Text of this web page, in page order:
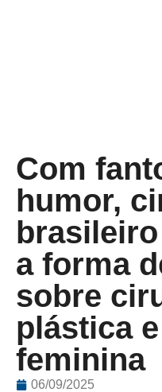
Com
humor,
a forma
sobre
plástica
feminina
06/09/2025